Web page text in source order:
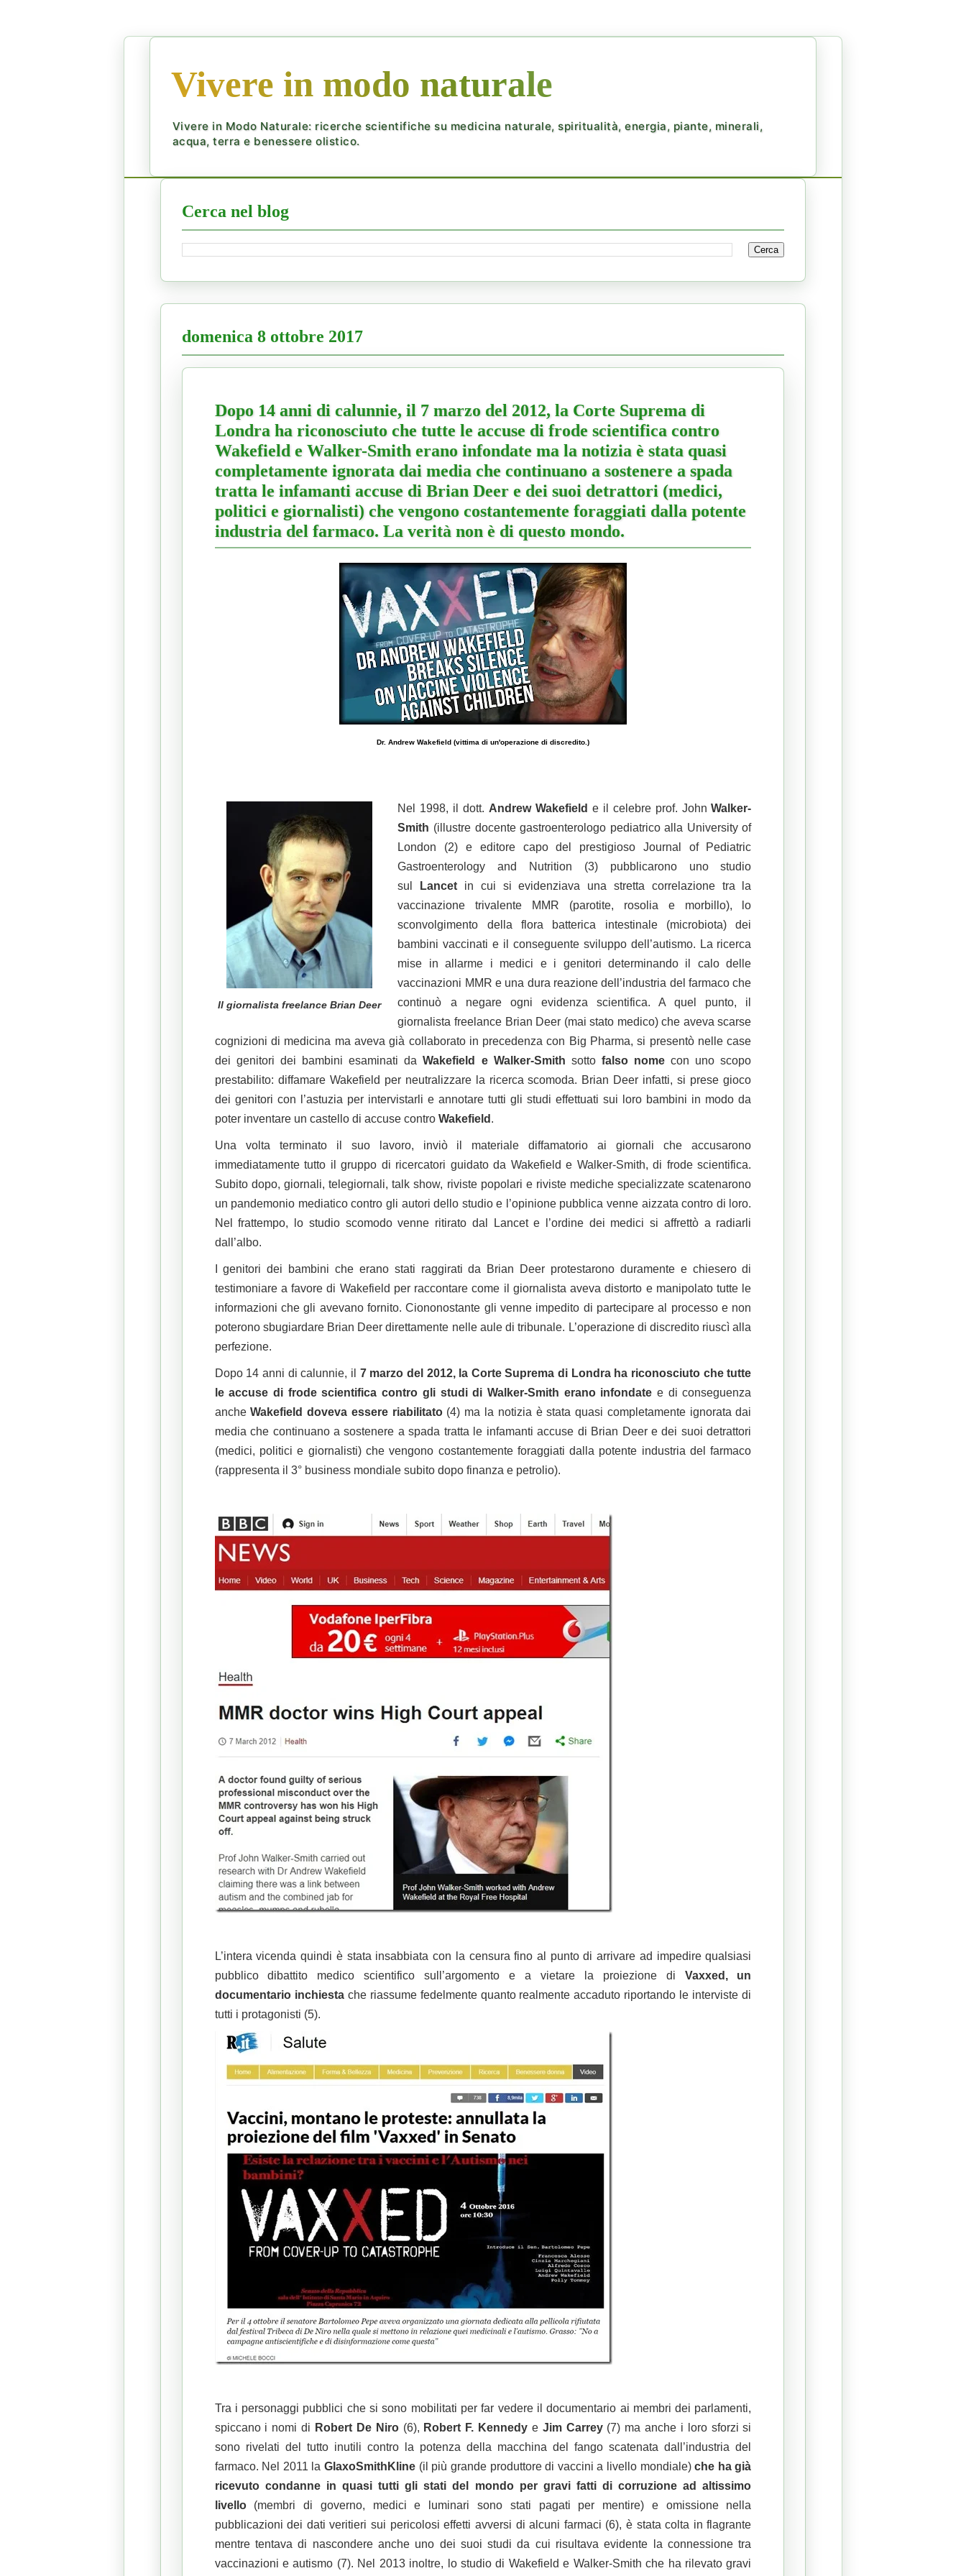
Vivere in modo naturale
Vivere in Modo Naturale: ricerche scientifiche su medicina naturale, spiritualità, energia, piante, minerali,
acqua, terra e benessere olistico.
Cerca nel blog
domenica 8 ottobre 2017
Dopo 14 anni di calunnie, il 7 marzo del 2012, la Corte Suprema di
Londra ha riconosciuto che tutte le accuse di frode scientifica contro
Wakefield e Walker-Smith erano infondate ma la notizia è stata quasi
completamente ignorata dai media che continuano a sostenere a spada
tratta le infamanti accuse di Brian Deer e dei suoi detrattori (medici,
politici e giornalisti) che vengono costantemente foraggiati dalla potente
industria del farmaco. La verità non è di questo mondo.
Dr. Andrew Wakefield (vittima di un'operazione di discredito.)
Il giornalista freelance Brian Deer
Nel 1998, il dott.Andrew Wakefield e il celebre prof. JohnWalker-
Smith (illustre docente gastroenterologo pediatrico alla University of
London (2) e editore capo del prestigioso Journal of Pediatric
Gastroenterology and Nutrition (3) pubblicarono uno studio
sul
Lancet in cui si evidenziava una stretta correlazione tra la
vaccinazione trivalente MMR (parotite, rosolia e morbillo), lo
sconvolgimento della flora batterica intestinale (microbiota) dei
bambini vaccinati e il conseguente sviluppo dell’autismo. La ricerca
mise in allarme i medici e i genitori determinando il calo delle
vaccinazioni MMR e una dura reazione dell’industria del farmaco che
continuò a negare ogni evidenza scientifica. A quel punto, il
giornalista freelance Brian Deer (mai stato medico) che aveva scarse
cognizioni di medicina ma aveva già collaborato in precedenza con Big Pharma, si presentò nelle case
dei genitori dei bambini esaminati daWakefield e Walker-Smith sotto falso nome con uno scopo
prestabilito: diffamare Wakefield per neutralizzare la ricerca scomoda. Brian Deer infatti, si prese gioco
dei genitori con l’astuzia per intervistarli e annotare tutti gli studi effettuati sui loro bambini in modo da
poter inventare un castello di accuse contro Wakefield .
Una volta terminato il suo lavoro, inviò il materiale diffamatorio ai giornali che accusarono
immediatamente tutto il gruppo di ricercatori guidato da Wakefield e Walker-Smith, di frode scientifica.
Subito dopo, giornali, telegiornali, talk show, riviste popolari e riviste mediche specializzate scatenarono
un pandemonio mediatico contro gli autori dello studio e l’opinione pubblica venne aizzata contro di loro.
Nel frattempo, lo studio scomodo venne ritirato dal Lancet e l’ordine dei medici si affrettò a radiarli
dall’albo.
I genitori dei bambini che erano stati raggirati da Brian Deer protestarono duramente e chiesero di
testimoniare a favore di Wakefield per raccontare come il giornalista aveva distorto e manipolato tutte le
informazioni che gli avevano fornito. Ciononostante gli venne impedito di partecipare al processo e non
poterono sbugiardare Brian Deer direttamente nelle aule di tribunale. L’operazione di discredito riuscì alla
perfezione.
Dopo 14 anni di calunnie, il 7 marzo del 2012, la Corte Suprema di Londra ha riconosciuto che tutte
le accuse di frode scientifica contro gli studi di Walker-Smith erano infondate e di conseguenza
ancheWakefield doveva essere riabilitato(4) ma la notizia è stata quasi completamente ignorata dai
media che continuano a sostenere a spada tratta le infamanti accuse di Brian Deer e dei suoi detrattori
(medici, politici e giornalisti) che vengono costantemente foraggiati dalla potente industria del farmaco
(rappresenta il 3° business mondiale subito dopo finanza e petrolio).
L’intera vicenda quindi è stata insabbiata con la censura fino al punto di arrivare ad impedire qualsiasi
pubblico dibattito medico scientifico sull’argomento e a vietare la proiezione di Vaxxed, un
documentario inchiestache riassume fedelmente quanto realmente accaduto riportando le interviste di
tutti i protagonisti (5).
Tra i personaggi pubblici che si sono mobilitati per far vedere il documentario ai membri dei parlamenti,
spiccano i nomi di Robert De Niro (6), Robert F. Kennedy e Jim Carrey (7) ma anche i loro sforzi si
sono rivelati del tutto inutili contro la potenza della macchina del fango scatenata dall’industria del
farmaco. Nel 2011 laGlaxoSmithKline (il più grande produttore di vaccini a livello mondiale)che ha già
ricevuto condanne in quasi tutti gli stati del mondo per gravi fatti di corruzione ad altissimo
livello(membri di governo, medici e luminari sono stati pagati per mentire) e omissione nella
pubblicazioni dei dati veritieri sui pericolosi effetti avversi di alcuni farmaci (6), è stata colta in flagrante
mentre tentava di nascondere anche uno dei suoi studi da cui risultava evidente la connessione tra
vaccinazioni e autismo (7). Nel 2013 inoltre, lo studio di Wakefield e Walker-Smith che ha rilevato gravi